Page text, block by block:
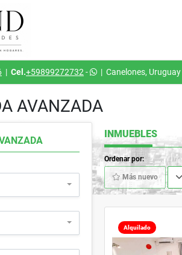
| Cel.+59899272732 - | Canelones, Uruguay
AVANZADA
INMUEBLES
Ordenar por:
Más nuevo
Alquilado